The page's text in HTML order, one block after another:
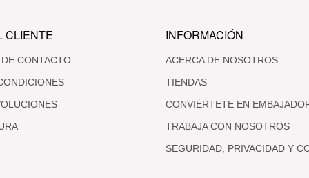
CLIENTE
CONTACTO
INFORMACIÓN
ACERCA DE NOSOTROS
TIENDAS
CONVIÉRTETE EN
TRABAJA CON NOSOTROS
SEGURIDAD, PRIVACIDAD Y